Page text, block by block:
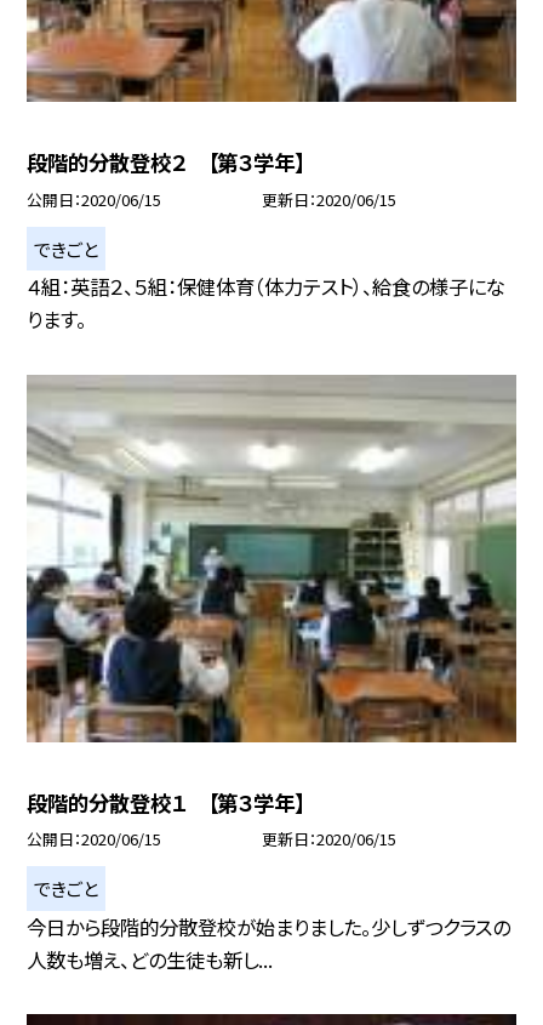
段階的分散登校２ 【第３学年】
公開日 2020/06/15 更新日 2020/06/15
できごと
４組：英語２、５組：保健体育（体力テスト）、給食の様子にな
ります。
段階的分散登校１ 【第３学年】
公開日 2020/06/15 更新日 2020/06/15
できごと
今日から段階的分散登校が始まりました。少しずつクラスの
人数も増え、どの生徒も新し...